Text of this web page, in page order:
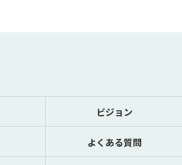
ビジョン
よくある質問